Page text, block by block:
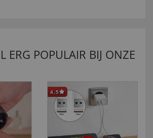
ERG POPULAIR BIJ ONZE
4,5